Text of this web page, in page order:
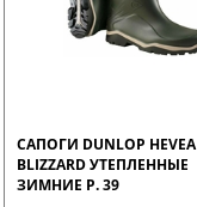
САПОГИ DUNLOP HEVEA
BLIZZARD УТЕПЛЕННЫЕ
ЗИМНИЕ Р. 39